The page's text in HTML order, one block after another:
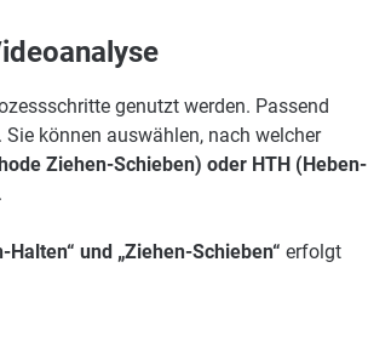
genutzt werden. Passend
können auswählen, nach welcher
Ziehen-Schieben) oder HTH (Heben-
Halten“ und „Ziehen-Schieben“ erfolgt